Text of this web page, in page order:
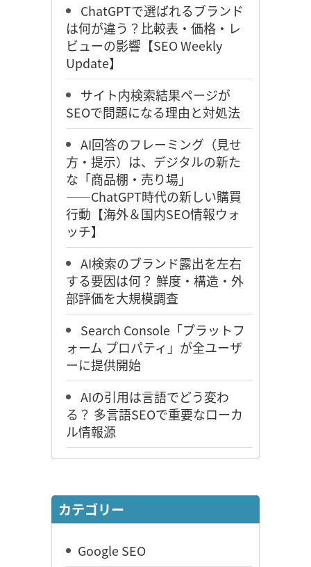
ChatGPTで選ばれるブランド
は何が違う？比較表・価格・レ
ビューの影響【SEO Weekly
Update】
サイト内検索結果ページが
SEOで問題になる理由と対処法
AI回答のフレーミング（見せ
方・提示）は、デジタルの新た
な「商品棚・売り場」
――ChatGPT時代の新しい購買
行動【海外＆国内SEO情報ウォ
ッチ】
AI検索のブランド露出を左右
する要因は何？ 鮮度・構造・外
部評価を大規模調査
Search Console「プラットフ
ォーム プロパティ」が全ユーザ
ーに提供開始
AIの引用は言語でどう変わ
る？ 多言語SEOで重要なローカ
ル情報源
カテゴリー
Google SEO